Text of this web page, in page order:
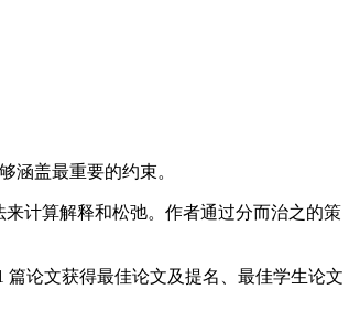
盖最重要的约束。
计算解释和松弛。作者通过分而治之的策
论文获得最佳论文及提名、最佳学生论文